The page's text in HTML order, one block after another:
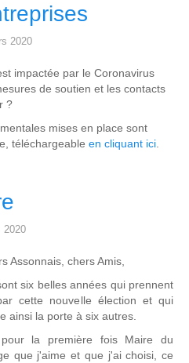
2020
impactée par le Coronavirus
de soutien et les contacts
?
mises en place sont
téléchargeable en cliquant ici
2020
Assonnais, chers Amis,
six belles années qui prennent
cette nouvelle élection et qui
ainsi la porte à six autres.
la première fois Maire du
que j'aime et que j'ai choisi, ce